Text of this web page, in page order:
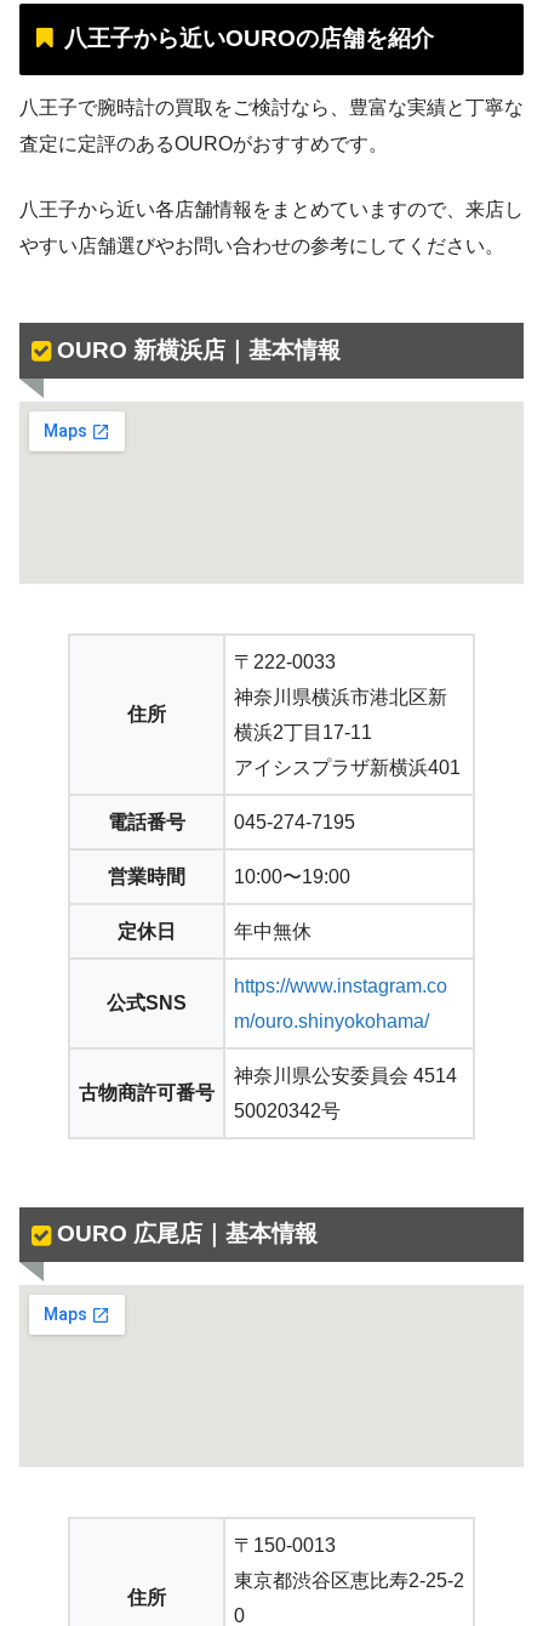
八王子から近いOUROの店舗を紹介
八王子で腕時計の買取をご検討なら、豊富な実績と丁寧な
査定に定評のあるOUROがおすすめです。
八王子から近い各店舗情報をまとめていますので、来店し
やすい店舗選びやお問い合わせの参考にしてください。
OURO 新横浜店｜基本情報
住所
〒222-0033
神奈川県横浜市港北区新
横浜2丁目17-11
アイシスプラザ新横浜401
電話番号 045-274-7195
営業時間 10:00〜19:00
定休日 年中無休
公式SNS
https://www.instagram.co
m/ouro.shinyokohama/
古物商許可番号
神奈川県公安委員会 4514
50020342号
OURO 広尾店｜基本情報
住所
〒150-0013
東京都渋谷区恵比寿2-25-2
0